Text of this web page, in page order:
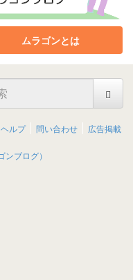
ムラゴンとは
ヘルプ 問い合わせ 広告掲載
ブログ）